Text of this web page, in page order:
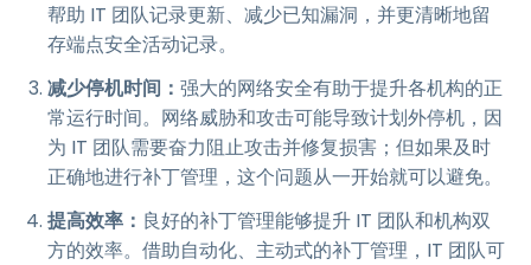
帮助 IT 团队记录更新、减少已知漏洞，并更清晰地留
存端点安全活动记录。
减少停机时间： 强大的网络安全有助于提升各机构的正
常运行时间。网络威胁和攻击可能导致计划外停机，因
为 IT 团队需要奋力阻止攻击并修复损害；但如果及时
正确地进行补丁管理，这个问题从一开始就可以避免。
提高效率： 良好的补丁管理能够提升 IT 团队和机构双
方的效率。借助自动化、主动式的补丁管理，IT 团队可